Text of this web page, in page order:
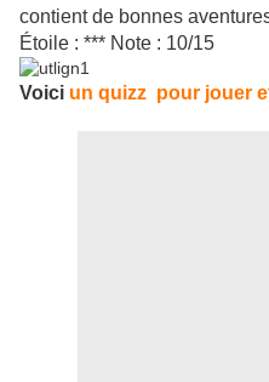
contient de bonnes
Étoile : *** Note : 10/15
Voici un quizz pour jouer